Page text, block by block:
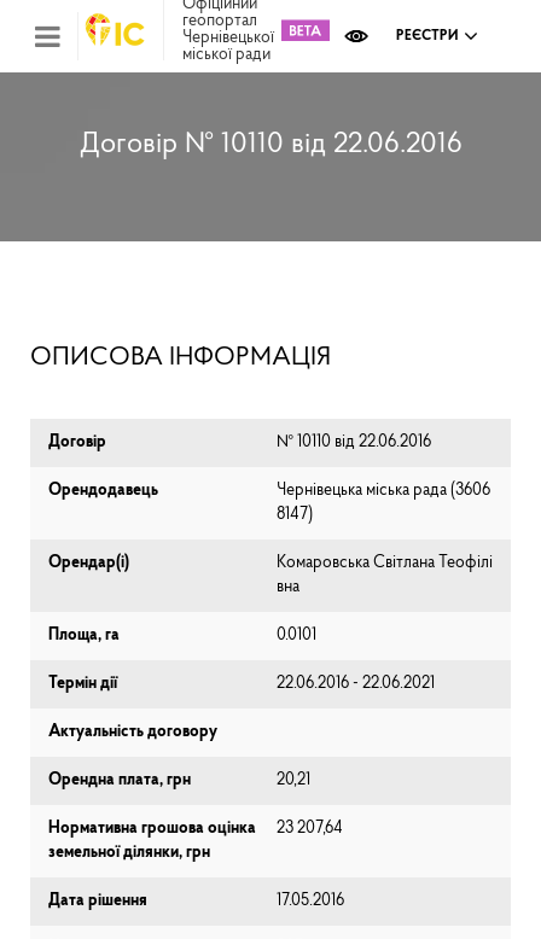
Офіційний
геопортал
Чернівецької
міської ради
РЕЄСТРИ
Договір № 10110 від 22.06.2016
ОПИСОВА ІНФОРМАЦІЯ
Договір № 10110 від 22.06.2016
Орендодавець
Чернівецька міська рада (⁨3606
8147⁩)
Орендар(і)
Комаровська Світлана Теофілі
вна
Площа, га 0.0101
Термін дії 22.06.2016 - 22.06.2021
Актуальність договору
Орендна плата, грн 20,21
Нормативна грошова оцінка
земельної ділянки, грн
23 207,64
Дата рішення 17.05.2016